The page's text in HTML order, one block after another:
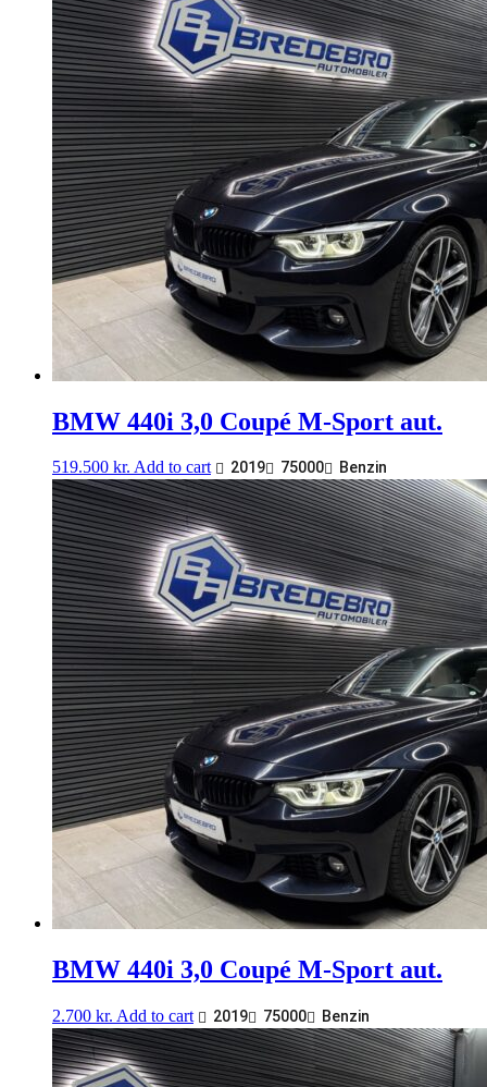
BMW 440i 3,0 Coupé M-Sport aut.
519.500 kr. Add to cart 2019 75000 Benzin
BMW 440i 3,0 Coupé M-Sport aut.
2.700 kr. Add to cart 2019 75000 Benzin